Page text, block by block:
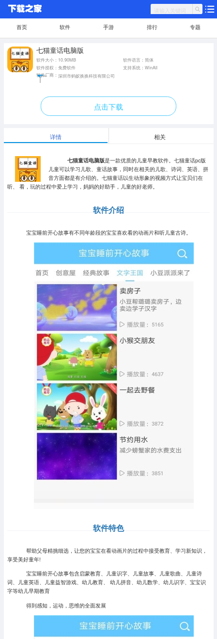
首页 软件 手游 排行 专题
七猫童话电脑版
软件大小：10.90MB
软件语言：简体
软件授权：免费软件
支持系统：WinAll
软件厂商： 深圳市蚂蚁换换科技有限公司
点击下载
详情 相关
七猫童话电脑版是一款优质的儿童早教软件。七猫童话pc版
儿童可以学习儿歌、童话故事，同时在相关的儿歌、诗词、英语、拼
音方面都是有介绍的。七猫童话以生动形象的视频方式让宝贝们在
听、 看，玩的过程中爱上学习，妈妈的好助手，儿童的好老师。
软件介绍
宝宝睡前开心故事有不同年龄段的宝宝喜欢看的动画片和听儿童古诗。
软件特色
帮助父母精挑细选，让您的宝宝在看动画片的过程中接受教育、学习新知识，
享受美好童年!
宝宝睡前开心故事包含启蒙教育、儿童识字、儿童故事、儿童歌曲、儿童诗
词、儿童英语、儿童益智游戏、幼儿教育、 幼儿拼音、幼儿数学、幼儿识字、宝宝识
字等幼儿早期教育
得到感知，运动，思维的全面发展